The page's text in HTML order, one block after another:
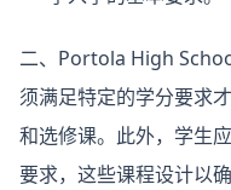
二、Portola High
须满足特定的学分要求
和选修课。此外，学生
要求，这些课程设计以